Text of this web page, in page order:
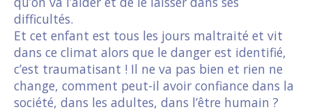
difficultés.
Et cet enfant est tous les jours maltraité et vit
dans ce climat alors que le danger est identifié,
c’est traumatisant ! Il ne va pas bien et rien ne
change, comment peut-il avoir confiance dans la
société, dans les adultes, dans l’être humain ?